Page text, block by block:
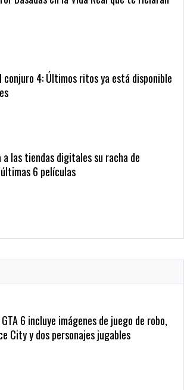
4: Últimos ritos ya está disponible
las tiendas digitales su racha de
6 películas
FECHA DE ESTRENO EN CINES DE
6 incluye imágenes de juego de robo,
City y dos personajes jugables